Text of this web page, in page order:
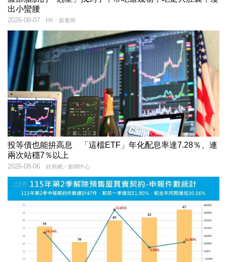
出小蠻腰
PR・新素簡
2026-08-07
投等債也能拚高息 「這檔ETF」年化配息率達7.28％、連
兩次站穩7％以上
好房網／新聞中心
2026-08-06